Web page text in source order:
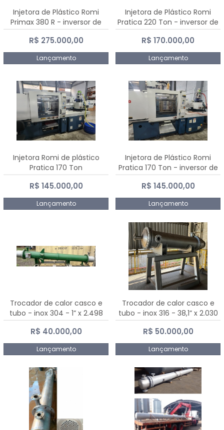
Injetora de Plástico Romi
Primax 380 R - inversor de
frequência NR 12
R$ 275.000,00
Lançamento
Injetora de Plástico Romi
Pratica 220 Ton - inversor de
frequência NR 12
R$ 170.000,00
Lançamento
Injetora Romi de plástico
Pratica 170 Ton
R$ 145.000,00
Lançamento
Injetora de Plástico Romi
Pratica 170 Ton - inversor de
frequência NR 12
R$ 145.000,00
Lançamento
Trocador de calor casco e
tubo - inox 304 - 1” x 2.498
mm
R$ 40.000,00
Lançamento
Trocador de calor casco e
tubo - inox 316 - 38,1” x 2.030
mm
R$ 50.000,00
Lançamento